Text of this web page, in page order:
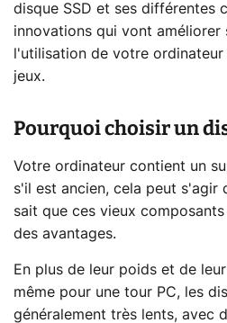
disque SSD et ses différentes
innovations qui vont améliorer
l'utilisation de votre
jeux.
Pourquoi choisir un
Votre ordinateur contient un
s'il est ancien, cela peut s'agir
sait que ces vieux
des avantages.
En plus de leur poids et de
même pour une tour PC, les
généralement très lents, avec